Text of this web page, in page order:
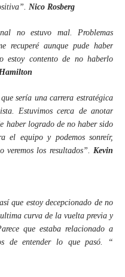
Nico Rosberg
no estuvo mal. Problemas
recuperé aunque pude haber
estoy contento de no haberlo
sería una carrera estratégica
Estuvimos cerca de anotar
haber logrado de no haber sido
el equipo y podemos sonreír,
veremos los resultados”. Kevin
que estoy decepcionado de no
curva de la vuelta previa y
que estaba relacionado a
de entender lo que pasó. “